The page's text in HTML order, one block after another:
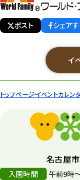
トップページイベントカレン
ポスト シェア
イ
名古屋
入園時間
午前9時